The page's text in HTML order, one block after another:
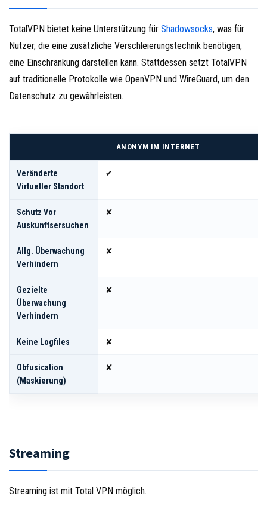
TotalVPN bietet keine Unterstützung für Shadowsocks, was für
Nutzer, die eine zusätzliche Verschleierungstechnik benötigen,
eine Einschränkung darstellen kann. Stattdessen setzt TotalVPN
auf traditionelle Protokolle wie OpenVPN und WireGuard, um den
Datenschutz zu gewährleisten.
ANONYM IM INTERNET
Veränderte
Virtueller Standort
✔
Schutz Vor
Auskunftsersuchen
✘
Allg. Überwachung
Verhindern
✘
Gezielte
Überwachung
Verhindern
✘
Keine Logfiles ✘
Obfusication
(Maskierung)
✘
Streaming
Streaming ist mit Total VPN möglich.